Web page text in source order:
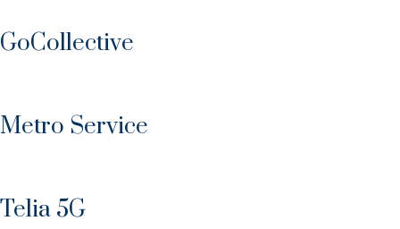
GoCollective
Metro Service
Telia 5G